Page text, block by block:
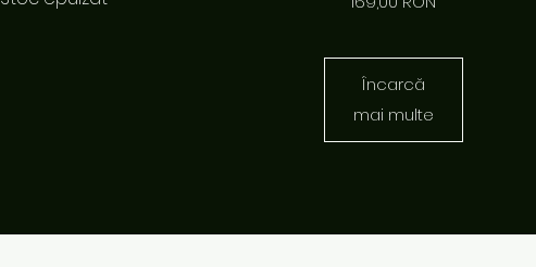
Încarcă
mai multe